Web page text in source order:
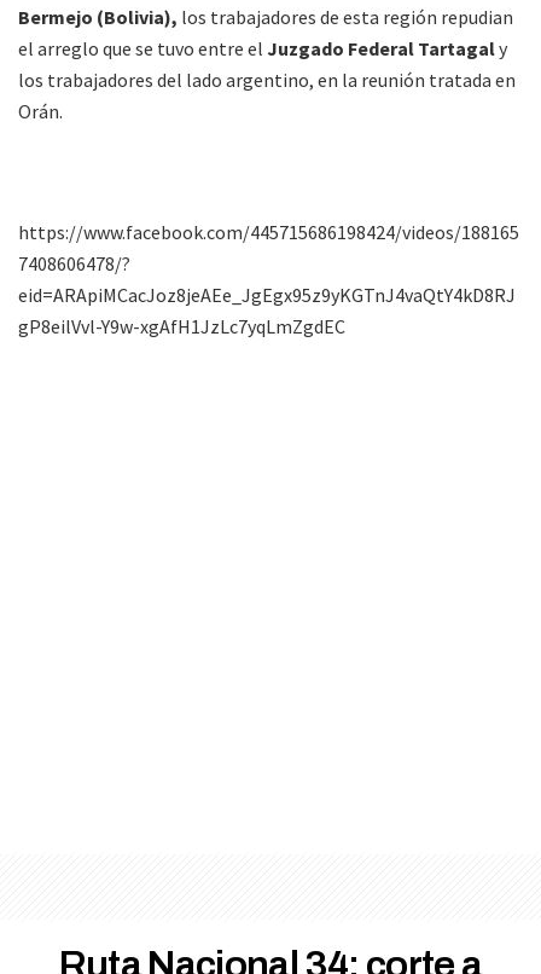
Bermejo (Bolivia), los trabajadores de esta región repudian
el arreglo que se tuvo entre el Juzgado Federal Tartagaly
los trabajadores del lado argentino, en la reunión tratada en
Orán.
https://www.facebook.com/445715686198424/videos/188165
7408606478/?
eid=ARApiMCacJoz8jeAEe_JgEgx95z9yKGTnJ4vaQtY4kD8RJ
gP8eilVvl-Y9w-xgAfH1JzLc7yqLmZgdEC
Ruta Nacional 34: corte a